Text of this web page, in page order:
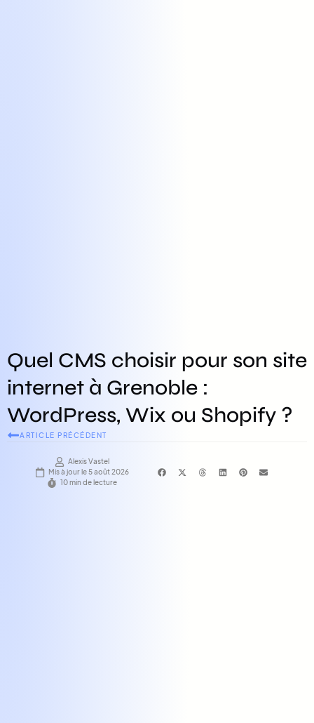
Quel CMS choisir pour son site
internet à Grenoble :
WordPress, Wix ou Shopify ?
ARTICLE PRÉCÉDENT
Alexis Vastel
Mis à jour le 5 août 2026
10 min de lecture